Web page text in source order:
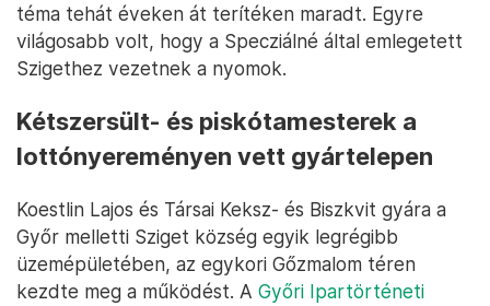
téma tehát éveken át terítéken maradt. Egyre
világosabb volt, hogy a Specziálné által emlegetett
Szigethez vezetnek a nyomok.
Kétszersült- és piskótamesterek a
lottónyereményen vett gyártelepen
Koestlin Lajos és Társai Keksz- és Biszkvit gyára a
Győr melletti Sziget község egyik legrégibb
üzemépületében, az egykori Gőzmalom téren
kezdte meg a működést. A Győri Ipartörténeti